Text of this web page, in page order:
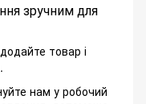
зручним для
товар і
нам у робочий